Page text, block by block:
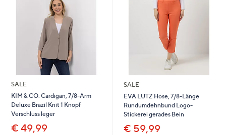
SALE
KIM & CO. Cardigan, 7/8-Arm
Deluxe Brazil Knit 1 Knopf
Verschluss leger
€ 49,99
SALE
EVA LUTZ Hose, 7/8-Länge
Rundumdehnbund Logo-
Stickerei gerades Bein
€ 59,99